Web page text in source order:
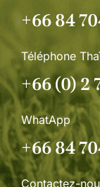
+66 84
Téléphone
+66 (0) 2
WhatApp
+66 84
Contactez-